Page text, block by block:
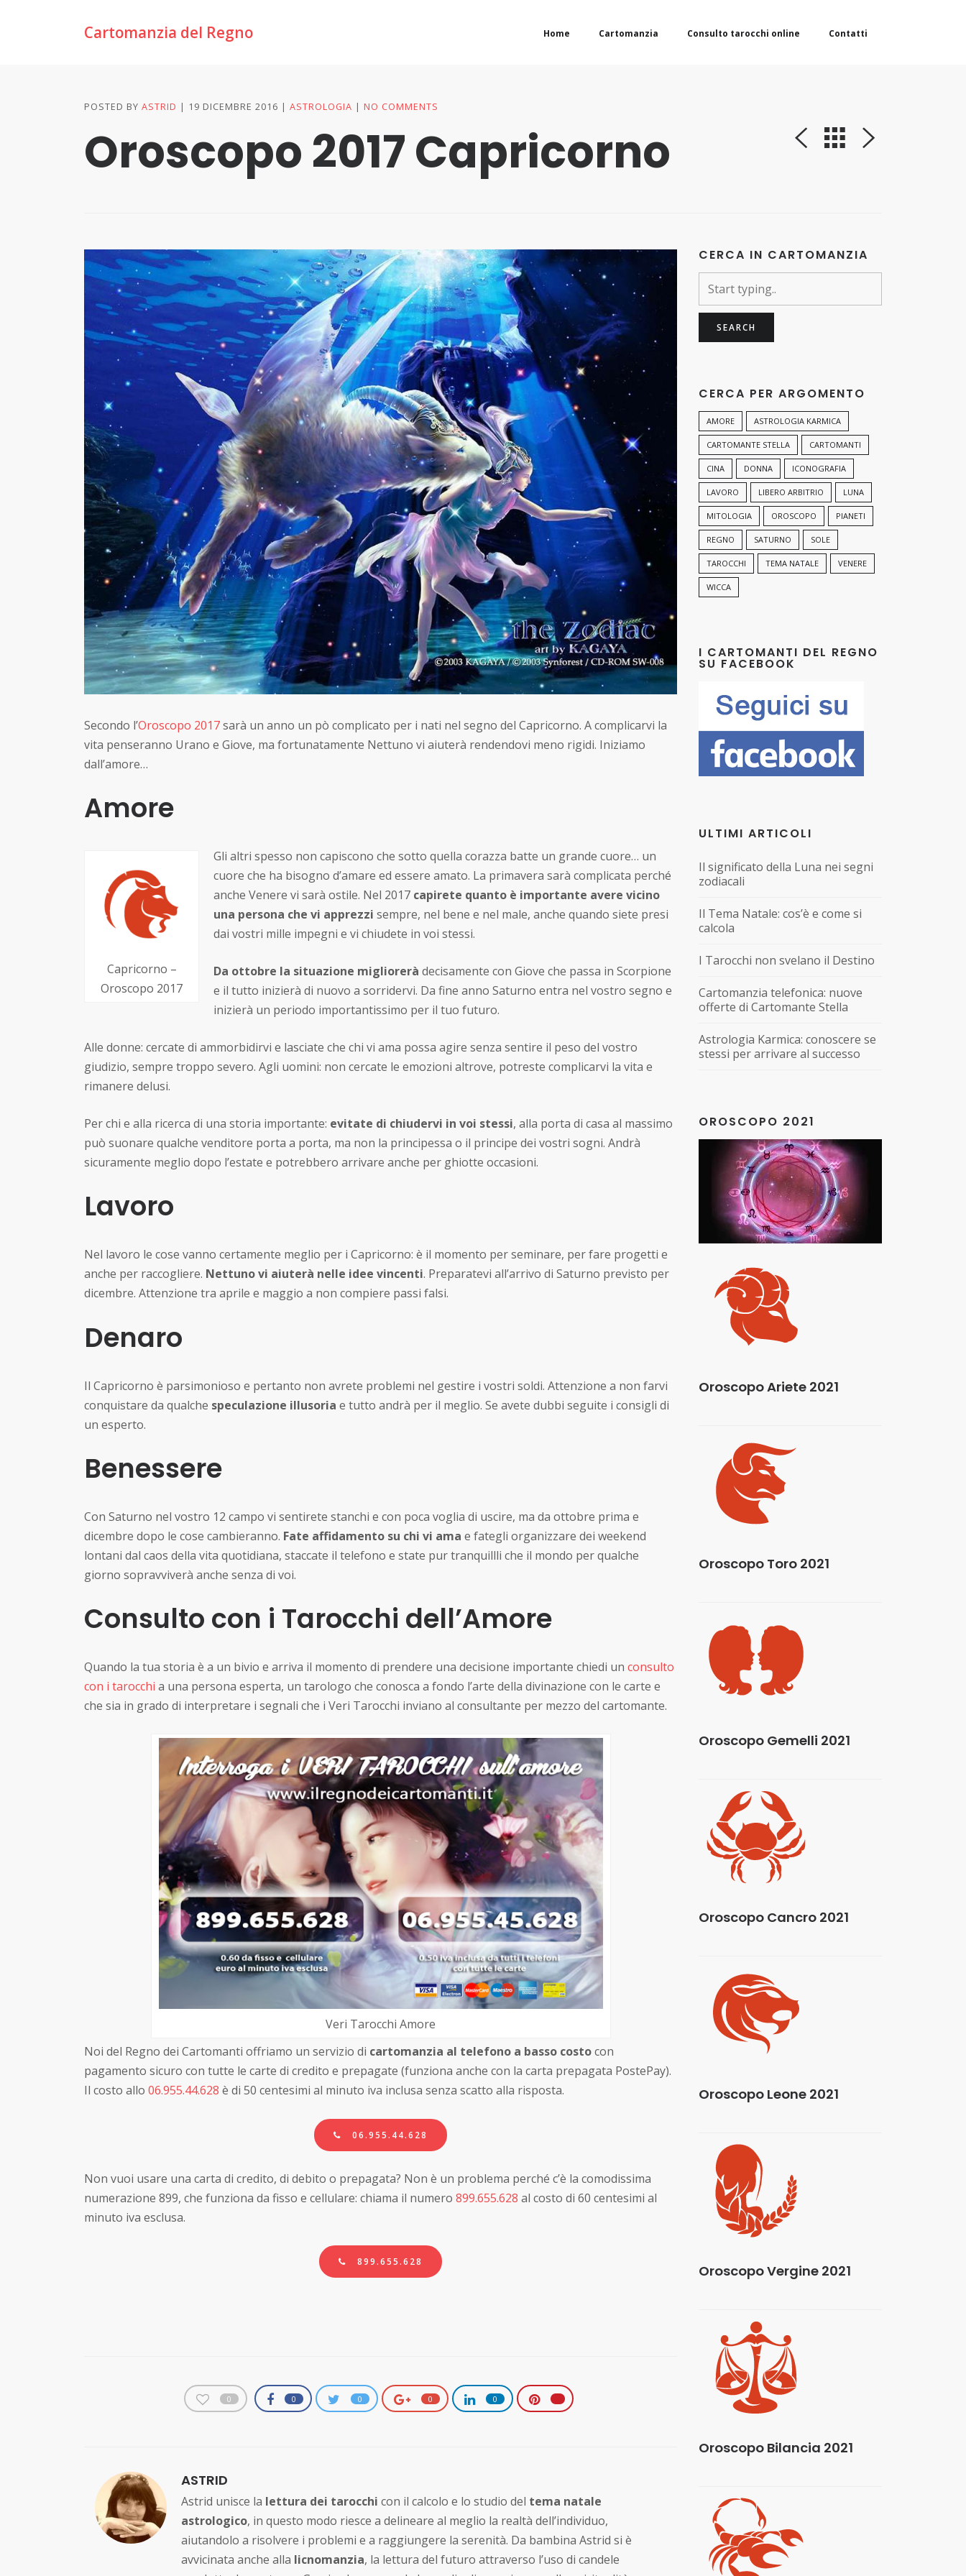
Cartomanzia del Regno Home Cartomanzia Consulto tarocchi online Contatti
POSTED BY ASTRID 19 DICEMBRE 2016 ASTROLOGIA NO COMMENTS
Oroscopo 2017 Capricorno
Secondo l’Oroscopo 2017sarà un anno un pò complicato per i nati nel segno del Capricorno. A complicarvi la
vita penseranno Urano e Giove, ma fortunatamente Nettuno vi aiuterà rendendovi meno rigidi. Iniziamo
dall’amore…
Amore
Capricorno –
Oroscopo 2017
Gli altri spesso non capiscono che sotto quella corazza batte un grande cuore… un
cuore che ha bisogno d’amare ed essere amato. La primavera sarà complicata perché
anche Venere vi sarà ostile. Nel 2017 capirete quanto è importante avere vicino
una persona che vi apprezzi sempre, nel bene e nel male, anche quando siete presi
dai vostri mille impegni e vi chiudete in voi stessi.
Da ottobre la situazione migliorerà decisamente con Giove che passa in Scorpione
e il tutto inizierà di nuovo a sorridervi. Da fine anno Saturno entra nel vostro segno e
inizierà un periodo importantissimo per il tuo futuro.
Alle donne: cercate di ammorbidirvi e lasciate che chi vi ama possa agire senza sentire il peso del vostro
giudizio, sempre troppo severo. Agli uomini: non cercate le emozioni altrove, potreste complicarvi la vita e
rimanere delusi.
Per chi e alla ricerca di una storia importante: evitate di chiudervi in voi stessi, alla porta di casa al massimo
può suonare qualche venditore porta a porta, ma non la principessa o il principe dei vostri sogni. Andrà
sicuramente meglio dopo l’estate e potrebbero arrivare anche per ghiotte occasioni.
Lavoro
Nel lavoro le cose vanno certamente meglio per i Capricorno: è il momento per seminare, per fare progetti e
anche per raccogliere. Nettuno vi aiuterà nelle idee vincenti. Preparatevi all’arrivo di Saturno previsto per
dicembre. Attenzione tra aprile e maggio a non compiere passi falsi.
Denaro
Il Capricorno è parsimonioso e pertanto non avrete problemi nel gestire i vostri soldi. Attenzione a non farvi
conquistare da qualche speculazione illusoria e tutto andrà per il meglio. Se avete dubbi seguite i consigli di
un esperto.
Benessere
Con Saturno nel vostro 12 campo vi sentirete stanchi e con poca voglia di uscire, ma da ottobre prima e
dicembre dopo le cose cambieranno. Fate affidamento su chi vi ama e fategli organizzare dei weekend
lontani dal caos della vita quotidiana, staccate il telefono e state pur tranquillli che il mondo per qualche
giorno sopravviverà anche senza di voi.
Consulto con i Tarocchi dell’Amore
Quando la tua storia è a un bivio e arriva il momento di prendere una decisione importante chiedi un consulto
con i tarocchi a una persona esperta, un tarologo che conosca a fondo l’arte della divinazione con le carte e
che sia in grado di interpretare i segnali che i Veri Tarocchi inviano al consultante per mezzo del cartomante.
Veri Tarocchi Amore
Noi del Regno dei Cartomanti offriamo un servizio di cartomanzia al telefono a basso costocon
pagamento sicuro con tutte le carte di credito e prepagate (funziona anche con la carta prepagata PostePay).
Il costo allo 06.955.44.628 è di 50 centesimi al minuto iva inclusa senza scatto alla risposta.
06.955.44.628
Non vuoi usare una carta di credito, di debito o prepagata? Non è un problema perché c’è la comodissima
numerazione 899, che funziona da fisso e cellulare: chiama il numero 899.655.628 al costo di 60 centesimi al
minuto iva esclusa.
899.655.628
0 0 0 0 0
ASTRID
Astrid unisce la lettura dei tarocchi con il calcolo e lo studio del tema natale
astrologico, in questo modo riesce a delineare al meglio la realtà dell’individuo,
aiutandolo a risolvere i problemi e a raggiungere la serenità. Da bambina Astrid si è
avvicinata anche alla licnomanzia, la lettura del futuro attraverso l’uso di candele
CERCA IN CARTOMANZIA
CERCA PER ARGOMENTO
AMORE ASTROLOGIA KARMICA
CARTOMANTE STELLA CARTOMANTI
CINA DONNA ICONOGRAFIA
LAVORO LIBERO ARBITRIO LUNA
MITOLOGIA OROSCOPO PIANETI
REGNO SATURNO SOLE
TAROCCHI TEMA NATALE VENERE
WICCA
I CARTOMANTI DEL REGNO
SU FACEBOOK
ULTIMI ARTICOLI
Il significato della Luna nei segni
zodiacali
Il Tema Natale: cos’è e come si
calcola
I Tarocchi non svelano il Destino
Cartomanzia telefonica: nuove
offerte di Cartomante Stella
Astrologia Karmica: conoscere se
stessi per arrivare al successo
OROSCOPO 2021
Oroscopo Ariete 2021
Oroscopo Toro 2021
Oroscopo Gemelli 2021
Oroscopo Cancro 2021
Oroscopo Leone 2021
Oroscopo Vergine 2021
Oroscopo Bilancia 2021